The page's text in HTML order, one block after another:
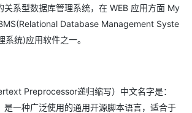
关系型数据库管理系统，在 WEB 应用方面 My
Database Management Syste
统)应用软件之一。
Preprocessor递归缩写）中文名字是：
是一种广泛使用的通用开源脚本语言，适合于